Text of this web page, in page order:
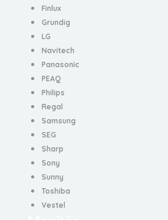
Finlux
Grundig
LG
Navitech
Panasonic
PEAQ
Philips
Regal
Samsung
SEG
Sharp
Sony
Sunny
Toshiba
Vestel